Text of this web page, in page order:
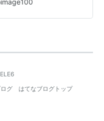
これからも変わること
に対しての葛藤というか
グ
はてなブログトップ